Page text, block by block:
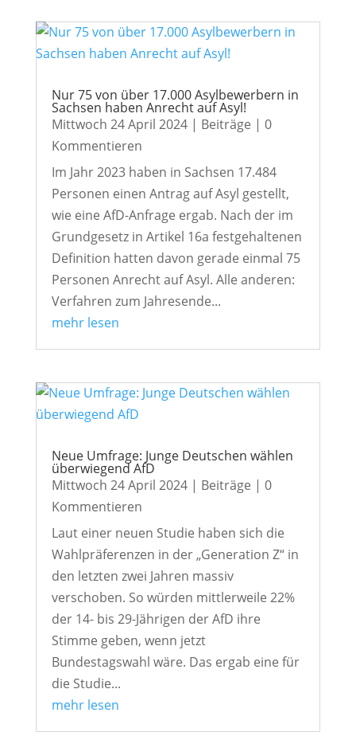
Nur 75 von über 17.000 Asylbewerbern in
Sachsen haben Anrecht auf Asyl!
Mittwoch 24 April 2024| Beiträge | 0
Kommentieren
Im Jahr 2023 haben in Sachsen 17.484
Personen einen Antrag auf Asyl gestellt,
wie eine AfD-Anfrage ergab. Nach der im
Grundgesetz in Artikel 16a festgehaltenen
Definition hatten davon gerade einmal 75
Personen Anrecht auf Asyl. Alle anderen:
Verfahren zum Jahresende...
mehr lesen
Neue Umfrage: Junge Deutschen wählen
überwiegend AfD
Mittwoch 24 April 2024| Beiträge | 0
Kommentieren
Laut einer neuen Studie haben sich die
Wahlpräferenzen in der „Generation Z“ in
den letzten zwei Jahren massiv
verschoben. So würden mittlerweile 22%
der 14- bis 29-Jährigen der AfD ihre
Stimme geben, wenn jetzt
Bundestagswahl wäre. Das ergab eine für
die Studie...
mehr lesen